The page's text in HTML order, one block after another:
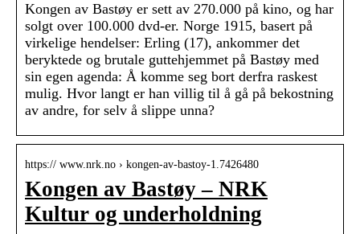
Kongen av Bastøy er sett av 270.000 på kino, og har
solgt over 100.000 dvd-er. Norge 1915, basert på
virkelige hendelser: Erling (17), ankommer det
beryktede og brutale guttehjemmet på Bastøy med
sin egen agenda: Å komme seg bort derfra raskest
mulig. Hvor langt er han villig til å gå på bekostning
av andre, for selv å slippe unna?
https:// www.nrk.no › kongen-av-bastoy-1.7426480
Kongen av Bastøy – NRK
Kultur og underholdning